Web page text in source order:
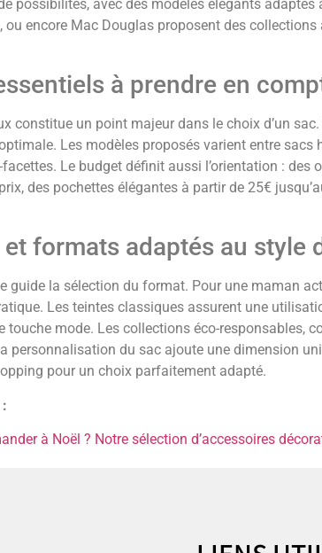
possibilités, avec des modèles élégants adaptés
ou encore Mac Douglas proposent des
à prendre en
constitue un point majeur dans le choix d’un
Les modèles proposés varient entre sacs
Le budget définit aussi l’orientation : des
des pochettes élégantes à partir de 25€
formats adaptés au style
guide la sélection du format. Pour une maman
Les teintes classiques assurent une
touche mode. Les collections éco-responsables,
personnalisation du sac ajoute une dimension
pour un choix parfaitement adapté.
à Noël ? Notre sélection d’accessoires